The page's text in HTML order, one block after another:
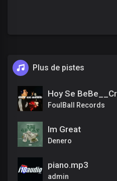
Plus de pistes
FoulBall Records
Im Great
Denero
piano.mp3
admin